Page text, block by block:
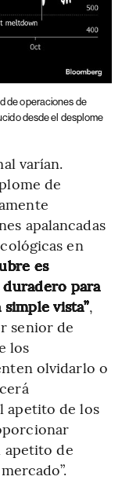
de operaciones de
desde el desplome
varían.
de
apalancadas
en
es
para
vista”,
senior de
los
olvidarlo o
apetito de los
apetito de